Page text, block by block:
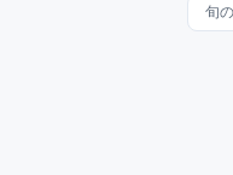
旬